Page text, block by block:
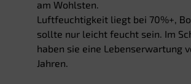
am Wohlsten.
Luftfeuchtigkeit liegt bei 70%+,
sollte nur leicht feucht sein. Im
haben sie eine Lebenserwartung
Jahren.